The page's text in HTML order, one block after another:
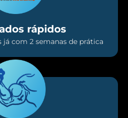
rápidos
com 2 semanas de prática